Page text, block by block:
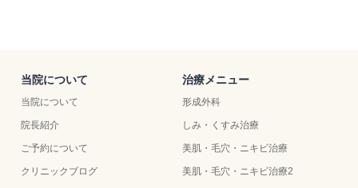
当院について
当院について
院長紹介
ご予約について
クリニックブログ
治療メニュー
形成外科
しみ・くすみ治療
美肌・毛穴・ニキビ治療
美肌・毛穴・ニキビ治療2